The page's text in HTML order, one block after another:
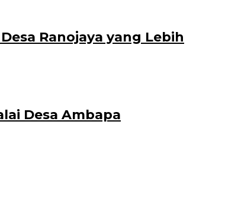
Ranojaya yang Lebih
Desa Ambapa